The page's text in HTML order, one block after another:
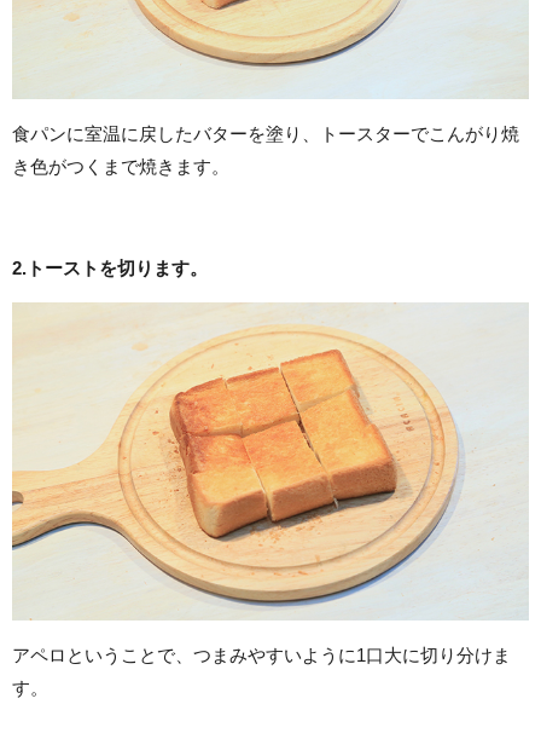
食パンに室温に戻したバターを塗り、トースターでこんがり焼
き色がつくまで焼きます。
2.トーストを切ります。
アペロということで、つまみやすいように1口大に切り分けま
す。